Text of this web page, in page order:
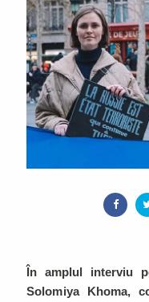
În amplul interviu
Solomiya Khoma,